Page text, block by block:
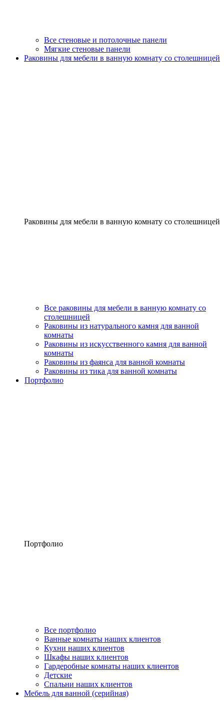
Все стеновые и потолочные панели
Мягкие стеновые панели
Раковины для мебели в ванную комнату со столешницей
Раковины для мебели в ванную комнату со столешницей
Все раковины для мебели в ванную комнату со
столешницей
Раковины из натурального камня для ванной
комнаты
Раковины из искусственного камня для ванной
комнаты
Раковины из фаянса для ванной комнаты
Раковины из тика для ванной комнаты
Портфолио
Портфолио
Все портфолио
Ванные комнаты наших клиентов
Кухни наших клиентов
Шкафы наших клиентов
Гардеробные комнаты наших клиентов
Детские
Спальни наших клиентов
Мебель для ванной (серийная)